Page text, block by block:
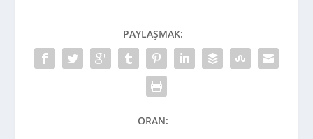
PAYLAŞMAK:
ORAN: